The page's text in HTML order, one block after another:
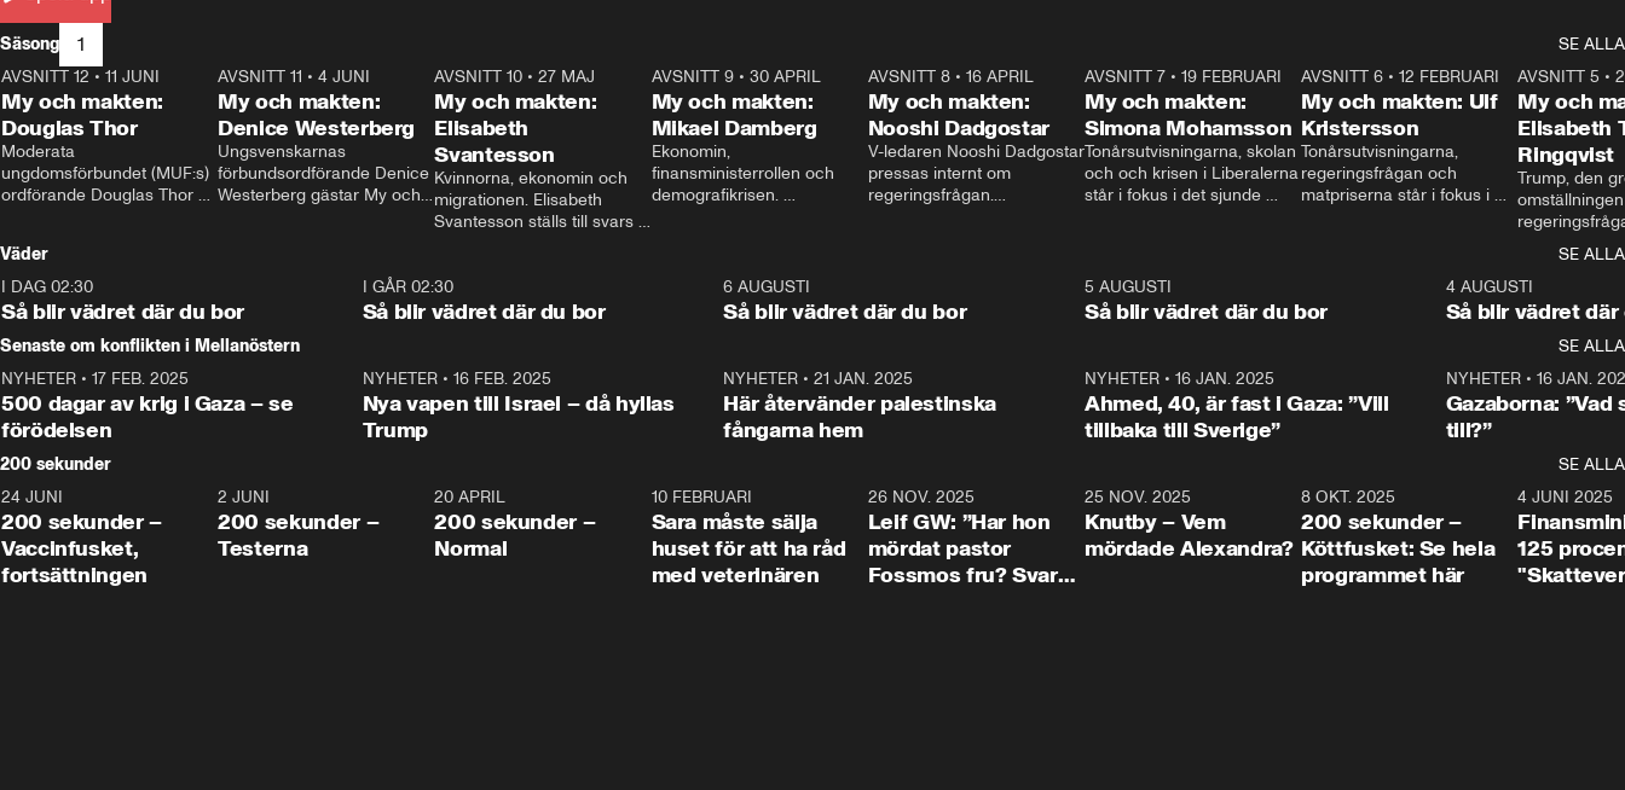
Säsong 1
SE ALLA
26:27
AVSNITT 12 • 11 JUNI
My och makten:
Douglas Thor
Moderata
ungdomsförbundet (MUF:s)
ordförande Douglas Thor
tonårsutvisningarna och hur
Moderaterna ska locka
väljare till valet i höst.
23:40
AVSNITT 11 •4 JUNI
My och makten:
Denice Westerberg
Ungsvenskarnas
förbundsordförande Denice
Westerberg gästar My och
AVSNITT 10 •27 MAJ
My och makten:
Elisabeth
Svantesson
Kvinnorna, ekonomin och
migrationen. Elisabeth
Svantesson ställs till svars
AVSNITT 9• 30 APRIL
My och makten:
Mikael Damberg
Ekonomin,
finansministerrollen och
demografikrisen.
och Makten.
AVSNITT 8• 16 APRIL
My och makten:
Nooshi Dadgostar
V-ledaren Nooshi Dadgostar
pressas internt om
regeringsfrågan.
– Vi ställer upp i val. Ska vi
vara med så sitter vi förstås
24:30
AVSNITT 7• 19 FEBRUARI
My och makten:
Simona Mohamsson
Tonårsutvisningarna, skolan
och och krisen i Liberalerna
står i fokus i det sjunde
kommentator My
Rohwedder ställer
utbildnings- och
Mohamsson till svars.
27:30
AVSNITT 6 •12 FEBRUARI
My och makten: Ulf
Kristersson
Tonårsutvisningarna,
regeringsfrågan och
matpriserna står i fokus i
Rohwedder ställer
statsminister Ulf Kristersson
AVSNITT 5 •
My och
Elisabeth
Ringqvist
Trump, den
centrum i
avsnittet av
Makten”. Se
Aftonbladets
Rohwedder
Thand Ring
Väder
SE ALLA
I DAG 02:30
Så blir vädret där du bor
1:06
I GÅR 02:30
Så blir vädret där du bor
6 AUGUSTI
Så blir vädret där du bor
5 AUGUSTI
Så blir vädret där du bor
4 AUGUSTI
Så blir vädret där
Senaste om konflikten i Mellanöstern
SE ALLA
NYHETER • 17 FEB. 2025
500 dagar av krig i Gaza – se
förödelsen
NYHETER• 16 FEB. 2025
Nya vapen till Israel – då hyllas
Trump
NYHETER •21 JAN. 2025
Här återvänder palestinska
fångarna hem
NYHETER• 16 JAN. 2025
Ahmed, 40, är fast i Gaza: ”Vill
tillbaka till Sverige”
NYHETER• 16 JAN.
Gazaborna:
till?”
200 sekunder
SE ALLA
5:00
24 JUNI
200 sekunder –
Vaccinfusket,
fortsättningen
4:23
2 JUNI
200 sekunder –
Testerna
20 APRIL
200 sekunder –
Normal
10 FEBRUARI
Sara måste sälja
huset för att ha råd
med veterinären
26 NOV. 2025
Leif GW: ”Har hon
mördat pastor
Fossmos fru? Svar
31:05
25 NOV. 2025
Knutby – Vem
mördade Alexandra?
4:29
8 OKT. 2025
200 sekunder –
Köttfusket: Se hela
programmet här
4 JUNI 2025
125